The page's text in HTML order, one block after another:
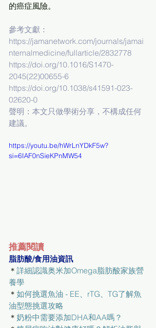
的癌症風險。
參考文獻：
https://jamanetwork.com/journals/jamai
nternalmedicine/fullarticle/2832778
https://doi.org/10.1016/S1470-
2045(22)00655-6
https://doi.org/10.1038/s41591-023-
02620-0
聲明：本文只做學術分享，不構成任何
建議。
https://youtu.be/hWrLnYDkF5w?
si=6IAF0nSieKPnMW54
推薦閱讀
脂肪酸/食用油資訊
＊ 詳細認識奥米加Omega脂肪酸家族營
養學
＊ 如何挑選魚油 - EE、rTG、TG了解魚
油型態挑選攻略
＊ 奶粉中需要添加DHA和AA嗎？